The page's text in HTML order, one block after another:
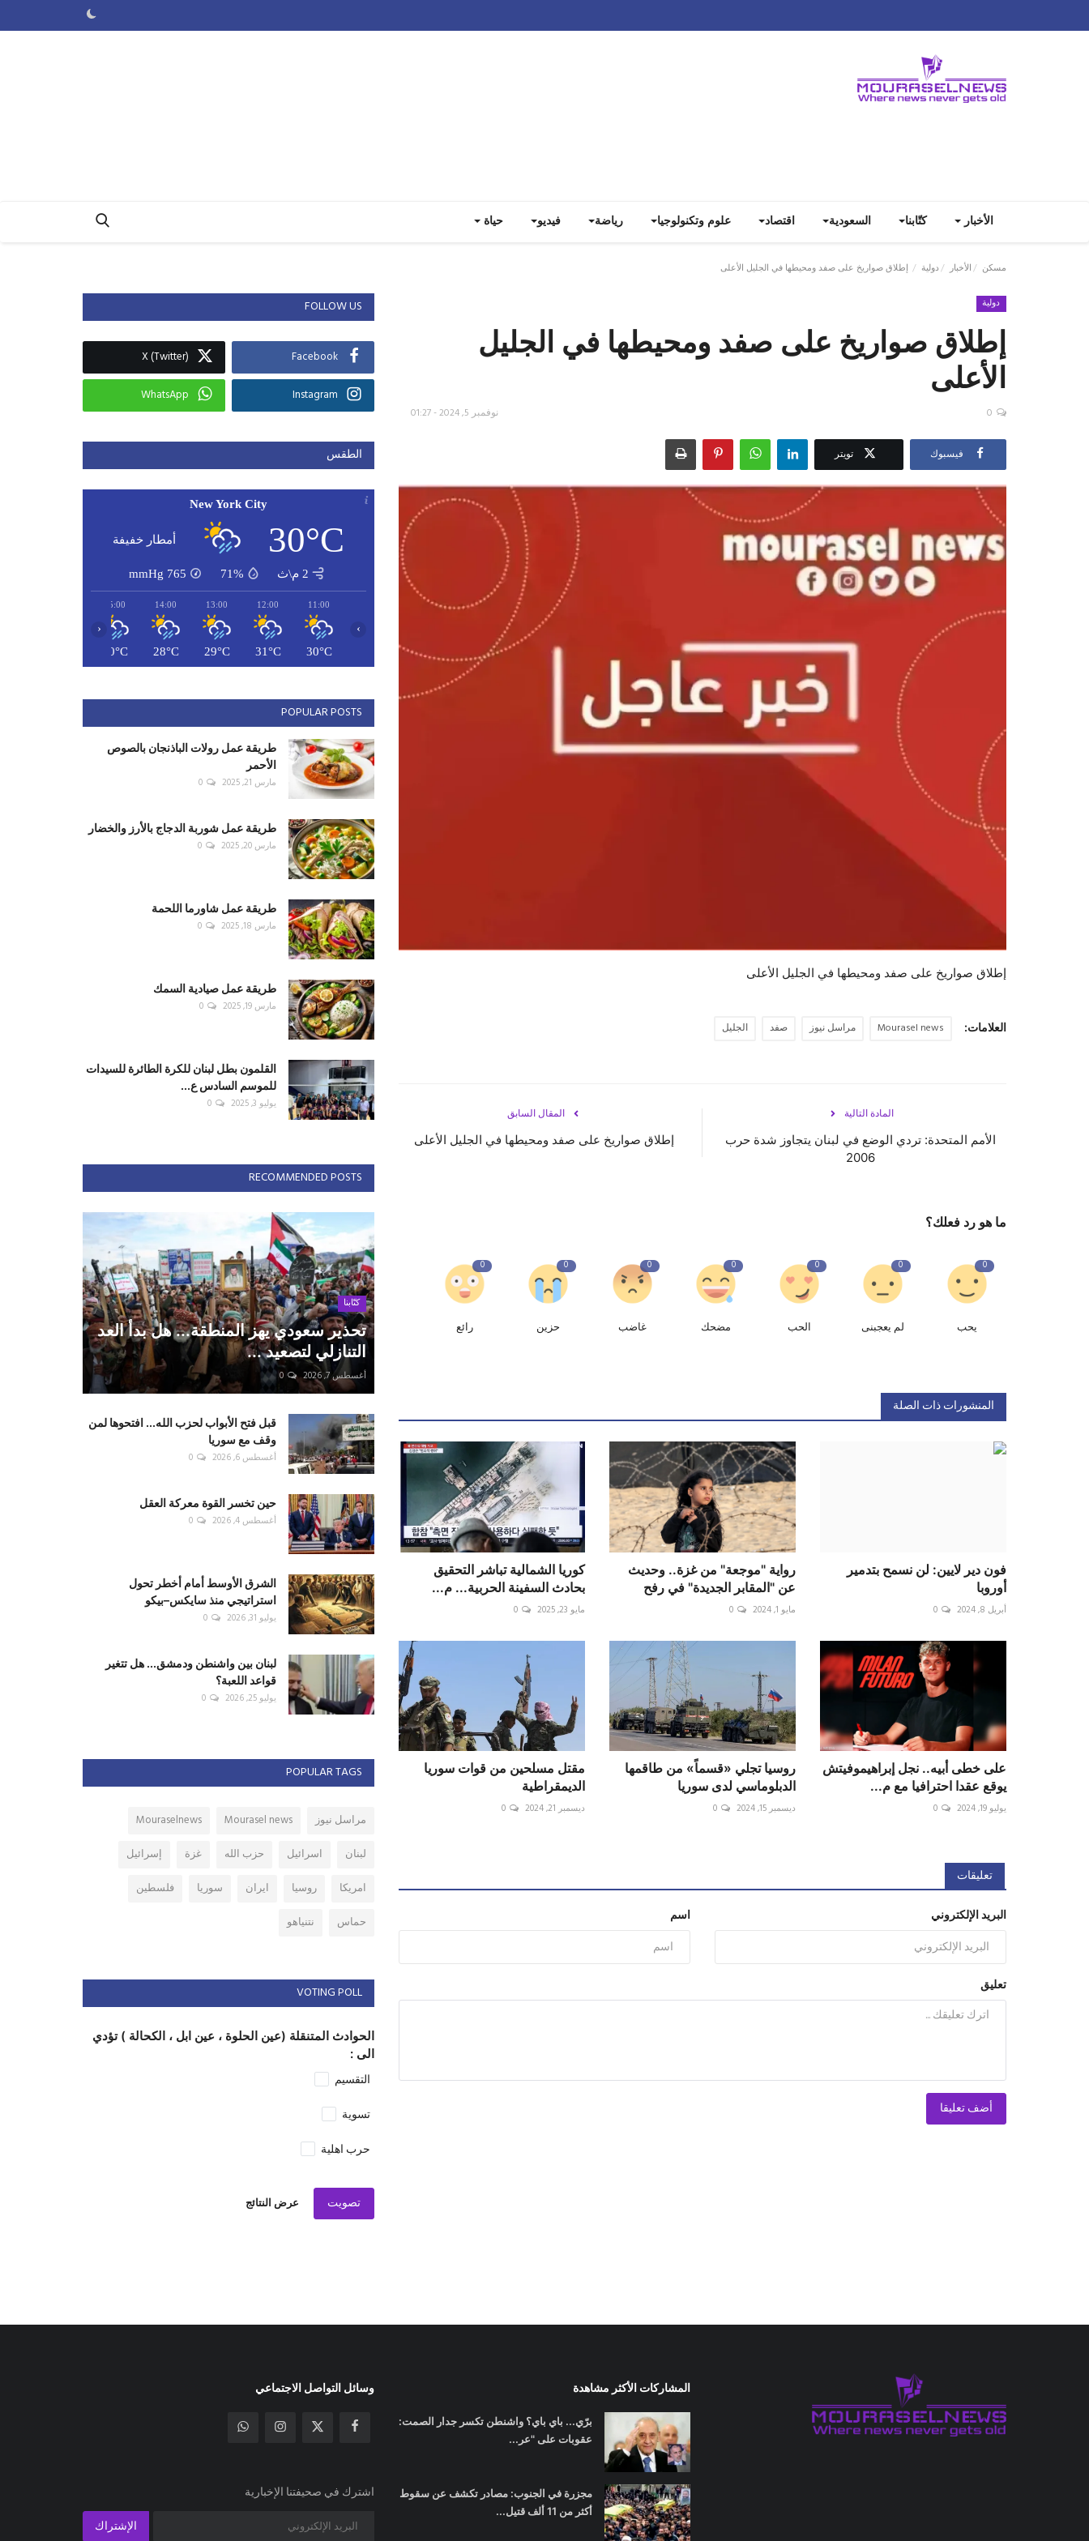
الأخبار كتّابنا السعودية اقتصاد علوم وتكنولوجيا رياضة فيديو حياة
مسكن الأخبار دولية إطلاق صواريخ على صفد ومحيطها في الجليل الأعلى
دولية
إطلاق صواريخ على صفد ومحيطها في الجليل
الأعلى
نوفمبر 5, 2024 - 01:27 0
فيسبوك تويتر
إطلاق صواريخ على صفد ومحيطها في الجليل الأعلى
العلامات: Mourasel news مراسل نيوز صفد الجليل
المقال السابق
إطلاق صواريخ على صفد ومحيطها في الجليل الأعلى
المادة التالية
الأمم المتحدة: تردي الوضع في لبنان يتجاوز شدة حرب
2006
ما هو رد فعلك؟
0
يحب
0
لم يعجبنى
0
الحب
0
مضحك
0
غاضب
0
حزين
0
رائع
المنشورات ذات الصلة
فون دير لايين: لن نسمح بتدمير
أوروبا
أبريل 8, 2024 0
رواية "موجعة" من غزة.. وحديث
عن "المقابر الجديدة" في رفح
مايو 1, 2024 0
كوريا الشمالية تباشر التحقيق
بحادث السفينة الحربية... م...
مايو 23, 2025 0
على خطى أبيه.. نجل إبراهيموفيتش
يوقع عقدا احترافيا مع م...
يوليو 19, 2024 0
روسيا تجلي «قسماً» من طاقمها
الدبلوماسي لدى سوريا
ديسمبر 15, 2024 0
مقتل مسلحين من قوات سوريا
الديمقراطية
ديسمبر 21, 2024 0
تعليقات
اسم البريد الإلكتروني
تعليق
أضف تعليقا
FOLLOW US
Facebook
X (Twitter)
Instagram
WhatsApp
الطقس
New York City
30°C أمطار خفيفة
2 م\ث 71%
765
mmHg
11:00
30°C
12:00
31°C
13:00
29°C
14:00
28°C
15:00
30°C
‹ ›
POPULAR POSTS
طريقة عمل رولات الباذنجان بالصوص
الأحمر
مارس 21, 2025 0
طريقة عمل شوربة الدجاج بالأرز والخضار
مارس 20, 2025 0
طريقة عمل شاورما اللحمة
مارس 18, 2025 0
طريقة عمل صيادية السمك
مارس 19, 2025 0
القلمون بطل لبنان للكرة الطائرة للسيدات
للموسم السادس ع...
يوليو 3, 2025 0
RECOMMENDED POSTS
كتّابنا
تحذير سعودي يهز المنطقة... هل بدأ العد
التنازلي لتصعيد ...
أغسطس 7, 2026 0
قبل فتح الأبواب لحزب الله... افتحوها لمن
وقف مع سوريا
أغسطس 6, 2026 0
حين تخسر القوة معركة العقل
أغسطس 4, 2026 0
الشرق الأوسط أمام أخطر تحول
استراتيجي منذ سايكس–بيكو
يوليو 31, 2026 0
لبنان بين واشنطن ودمشق... هل تتغير
قواعد اللعبة؟
يوليو 25, 2026 0
POPULAR TAGS
مراسل نيوز Mourasel news
Mouraselnews
لبنان
اسرائيل حزب الله غزة
إسرائيل
امريكا
روسيا ايران سوريا
فلسطين
حماس
نتنياهو
VOTING POLL
الحوادث المتنقلة (عين الحلوة ، عين ابل ، الكحالة ) تؤدي
الى :
التقسيم
تسوية
حرب اهلية
تصويت عرض النتائج
المشاركات الأكثر مشاهدة
برّي... باي باي؟ واشنطن تكسر جدار الصمت:
عقوبات على "عر...
مجزرة في الجنوب: مصادر تكشف عن سقوط
أكثر من 11 ألف قتيل...
وسائل التواصل الاجتماعي
اشترك في صحيفتنا الإخبارية
الإشتراك